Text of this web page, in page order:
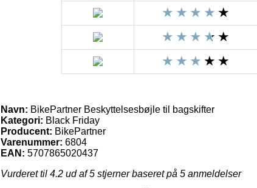
Navn: BikePartner Beskyttelsesbøjle til bagskifter
Kategori: Black Friday
Producent: BikePartner
Varenummer: 6804
EAN: 5707865020437
Vurderet til 4.2 ud af 5 stjerner baseret på 5 anmeldelser